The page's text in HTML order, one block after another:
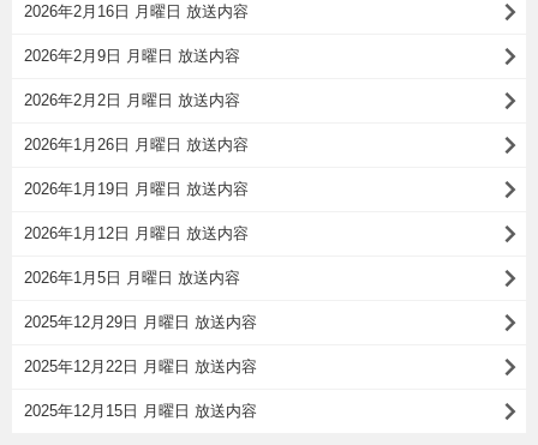
2026年2月16日 月曜日 放送内容
2026年2月9日 月曜日 放送内容
2026年2月2日 月曜日 放送内容
2026年1月26日 月曜日 放送内容
2026年1月19日 月曜日 放送内容
2026年1月12日 月曜日 放送内容
2026年1月5日 月曜日 放送内容
2025年12月29日 月曜日 放送内容
2025年12月22日 月曜日 放送内容
2025年12月15日 月曜日 放送内容